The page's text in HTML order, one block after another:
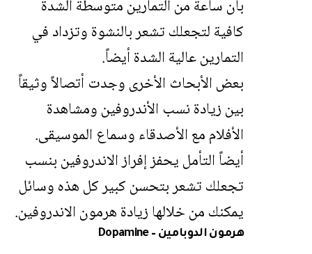
بأن ساعة من التمارين متوسطة الشدة
كافية لتجعلك تشعر بالنشوة وتزداد في
التمارين عالية الشدة أيضاً.
بعض الأبحاث الأخرى وجدت أتصالاً وثيقاً
بين زيادة نسب الأندروفين ومشاهدة
الأفلام مع الأصدقاء وسماع الموسيقى.
أيضاً التأمل يحفز إفراز الاندروفين بنسب
تجعلك تشعر بتحسن كبير كل هذه وسائل
يمكنك من خلالها زيادة هرمون الاندروفين.
هرمون الدوبامين – Dopamine